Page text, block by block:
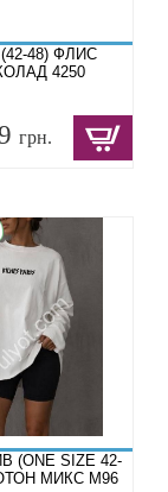
48) ФЛИС
4250
грн.
(ONE SIZE 42-
МИКС M96